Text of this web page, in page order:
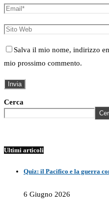
Salva il mio nome, indirizzo
mio prossimo commento.
Cerca
Ultimi articoli
Quiz: il Pacifico e la guerra
6 Giugno 2026